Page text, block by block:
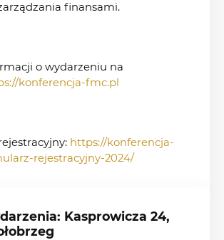
finansami.
o wydarzeniu na
konferencja-fmc.pl
https://konferencja-
rejestracyjny-2024/
Kasprowicza 24,